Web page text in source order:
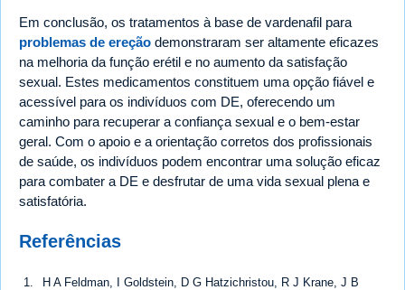
Em conclusão, os tratamentos à base de vardenafil para
problemas de ereção demonstraram ser altamente eficazes
na melhoria da função erétil e no aumento da satisfação
sexual. Estes medicamentos constituem uma opção fiável e
acessível para os indivíduos com DE, oferecendo um
caminho para recuperar a confiança sexual e o bem-estar
geral. Com o apoio e a orientação corretos dos profissionais
de saúde, os indivíduos podem encontrar uma solução eficaz
para combater a DE e desfrutar de uma vida sexual plena e
satisfatória.
Referências
H A Feldman, I Goldstein, D G Hatzichristou, R J Krane, J B